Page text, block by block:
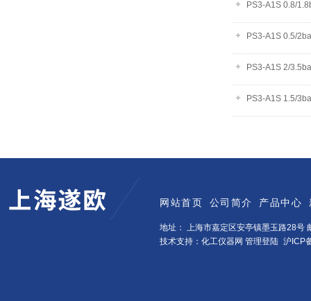
PS3-A1S 0.8/
PS3-A1S 0.5/
PS3-A1S 2/
PS3-A1S 1.5/
网站首页 公司简介 产品中心
地址： 上海市嘉定区安亭镇墨玉路28号
技术支持：化工仪器网 管理登陆 沪ICP